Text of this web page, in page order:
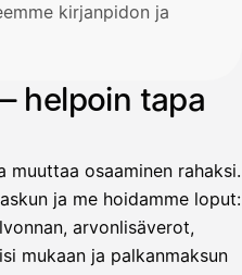
kirjanpidon ja
helpoin tapa
osaaminen rahaksi.
ja me hoidamme loput:
arvonlisäverot,
mukaan ja palkanmaksun